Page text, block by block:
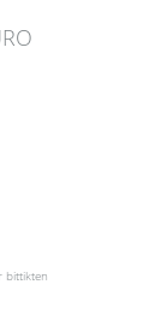
bittikten